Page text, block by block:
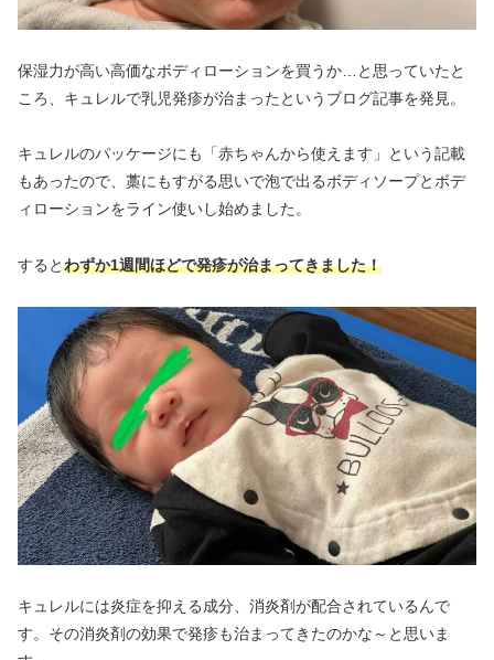
保湿力が高い高価なボディローションを買うか…と思っていたと
ころ、キュレルで乳児発疹が治まったというブログ記事を発見。
キュレルのパッケージにも「赤ちゃんから使えます」という記載
もあったので、藁にもすがる思いで泡で出るボディソープとボデ
ィローションをライン使いし始めました。
するとわずか1週間ほどで発疹が治まってきました！
キュレルには炎症を抑える成分、消炎剤が配合されているんで
す。その消炎剤の効果で発疹も治まってきたのかな～と思いま